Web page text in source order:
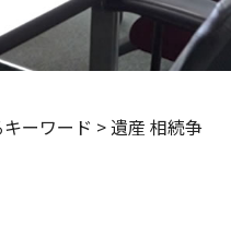
ーワード >遺産 相続争